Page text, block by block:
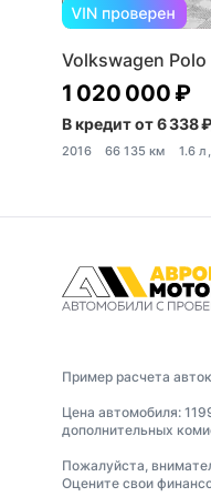
Volkswagen Polo
1 020 000 ₽
В кредит от 6 338
2016 66 135 км 1.6
Пример расчета
Цена автомобиля:
дополнительных
Пожалуйста,
Оцените свои